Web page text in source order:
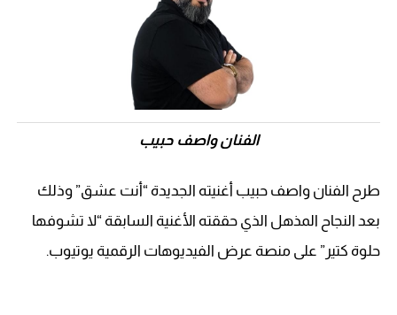
الفنان واصف حبيب
طرح الفنان واصف حبيب أغنيته الجديدة “أنت عشق” وذلك
بعد النجاح المذهل الذي حققته الأغنية السابقة “لا تشوفها
حلوة كتير” على منصة عرض الفيديوهات الرقمية يوتيوب.